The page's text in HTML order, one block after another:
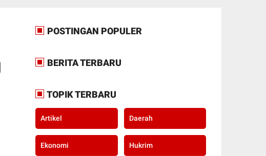
POSTINGAN POPULER
BERITA TERBARU
TOPIK TERBARU
Artikel Daerah
Ekonomi Hukrim